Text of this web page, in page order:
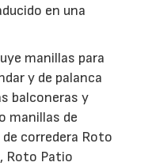
en una
manillas para
y de palanca
balconeras y
manillas de
corredera Roto
Roto Patio